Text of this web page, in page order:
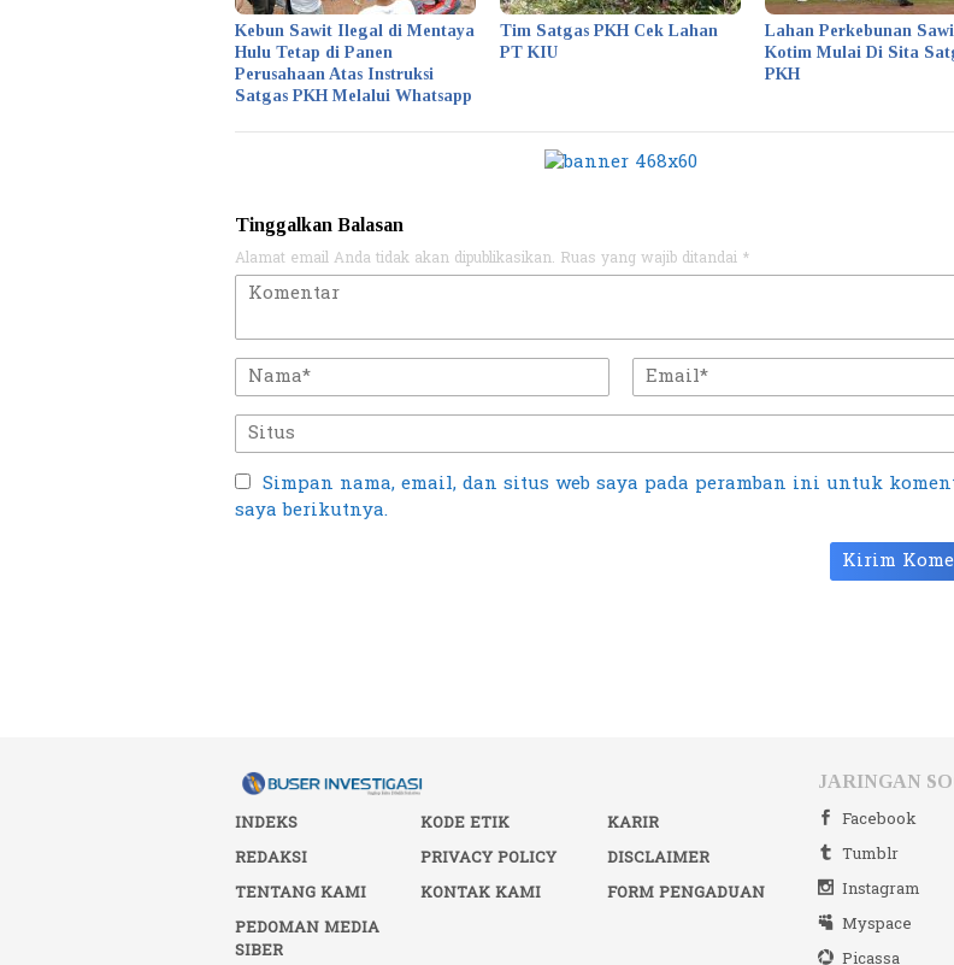
Kebun Sawit Ilegal di Mentaya
Hulu Tetap di Panen
Perusahaan Atas Instruksi
Satgas PKH Melalui Whatsapp
Tim Satgas PKH Cek Lahan
PT KIU
Lahan Perkebunan
Kotim Mulai Di Sita
PKH
Tinggalkan Balasan
Alamat email Anda tidak akan dipublikasikan. Ruas yang wajib ditandai *
Simpan nama, email, dan situs web saya pada peramban ini untuk
saya berikutnya.
INDEKS KODE ETIK
KARIR
REDAKSI
PRIVACY POLICY
DISCLAIMER
TENTANG KAMI
KONTAK KAMI
FORM PENGADUAN
PEDOMAN MEDIA
SIBER
JARINGAN
Facebook
Tumblr
Instagram
Myspace
Picassa